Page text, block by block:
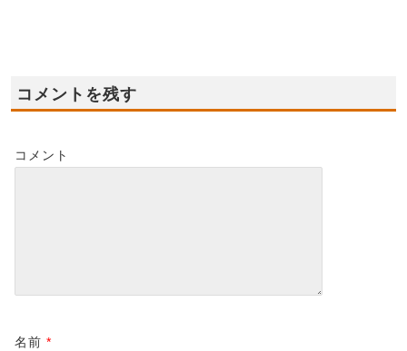
コメントを残す
コメント
名前 *